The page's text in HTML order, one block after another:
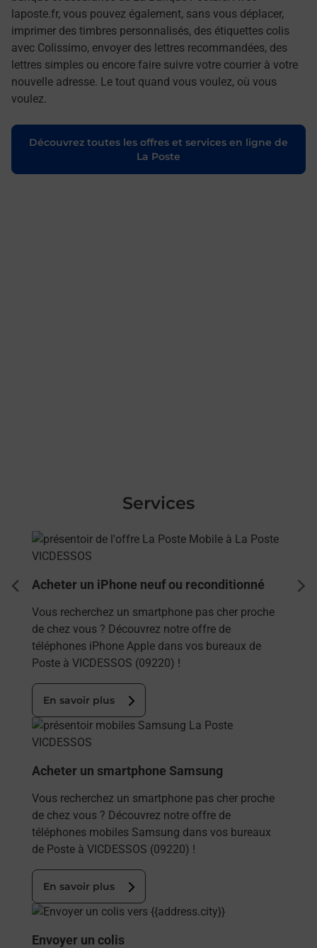
laposte.fr, vous pouvez également, sans vous déplacer,
imprimer des timbres personnalisés, des étiquettes colis
avec Colissimo, envoyer des lettres recommandées, des
lettres simples ou encore faire suivre votre courrier à votre
nouvelle adresse. Le tout quand vous voulez, où vous
voulez.
Découvrez toutes les offres et services en ligne de
La Poste
Services
En savoir plus
Acheter un iPhone neuf ou reconditionné
Vous recherchez un smartphone pas cher proche
de chez vous ? Découvrez notre offre de
téléphones iPhone Apple dans vos bureaux de
Poste à VICDESSOS (09220) !
En savoir plus
En savoir plus
Acheter un smartphone Samsung
Vous recherchez un smartphone pas cher proche
de chez vous ? Découvrez notre offre de
téléphones mobiles Samsung dans vos bureaux
de Poste à VICDESSOS (09220) !
En savoir plus
En savoir plus
Envoyer un colis